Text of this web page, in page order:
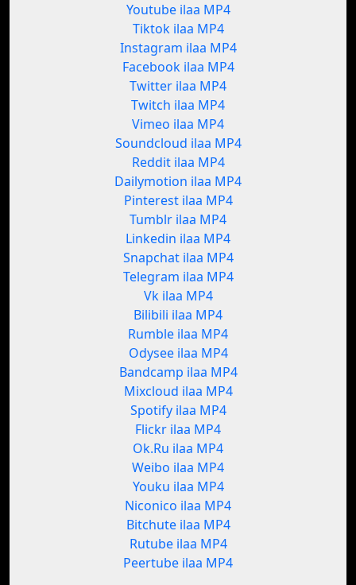
Youtube ilaa MP4
Tiktok ilaa MP4
Instagram ilaa MP4
Facebook ilaa MP4
Twitter ilaa MP4
Twitch ilaa MP4
Vimeo ilaa MP4
Soundcloud ilaa MP4
Reddit ilaa MP4
Dailymotion ilaa MP4
Pinterest ilaa MP4
Tumblr ilaa MP4
Linkedin ilaa MP4
Snapchat ilaa MP4
Telegram ilaa MP4
Vk ilaa MP4
Bilibili ilaa MP4
Rumble ilaa MP4
Odysee ilaa MP4
Bandcamp ilaa MP4
Mixcloud ilaa MP4
Spotify ilaa MP4
Flickr ilaa MP4
Ok.Ru ilaa MP4
Weibo ilaa MP4
Youku ilaa MP4
Niconico ilaa MP4
Bitchute ilaa MP4
Rutube ilaa MP4
Peertube ilaa MP4